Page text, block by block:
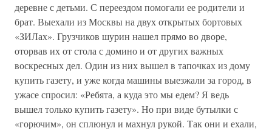
деревне с детьми. С переездом помогали ее родители и
брат. Выехали из Москвы на двух открытых бортовых
«ЗИЛах». Грузчиков шурин нашел прямо во дворе,
оторвав их от стола с домино и от других важных
воскресных дел. Один из них вышел в тапочках из дому
купить газету, и уже когда машины выезжали за город, в
ужасе спросил: «Ребята, а куда это мы едем? Я ведь
вышел только купить газету». Но при виде бутылки с
«горючим», он сплюнул и махнул рукой. Так они и ехали,